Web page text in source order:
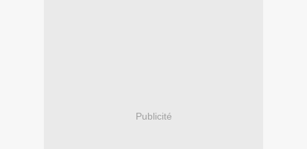
Publicité